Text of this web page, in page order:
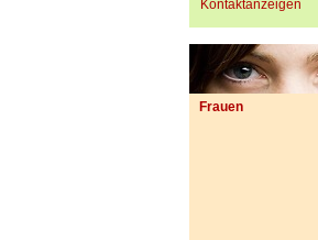
Kontaktanzeigen
Frauen